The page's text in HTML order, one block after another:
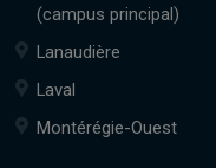
(campus principal)
Lanaudière
Laval
Montérégie-Ouest